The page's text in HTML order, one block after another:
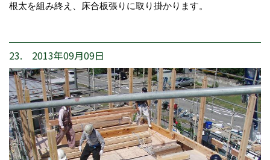
根太を組み終え、床合板張りに取り掛かります。
23. 2013年09月09日